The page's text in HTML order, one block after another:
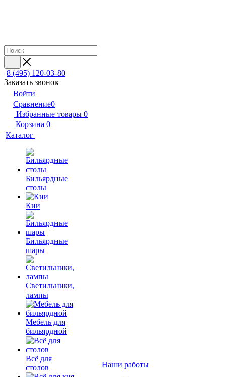
8 (495) 120-03-80
Заказать звонок
Войти
Сравнение0
Избранные товары 0
Корзина 0
Каталог
Бильярдные
столы
Кии
Бильярдные
шары
Светильники,
лампы
Мебель для
бильярдной
Всё для
столов
Наши работы